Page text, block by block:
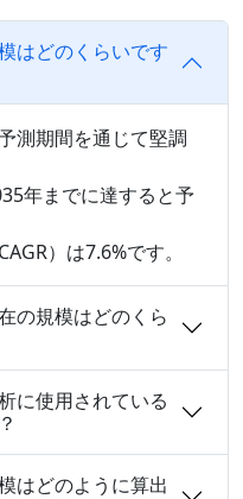
はどのくらいです
測期間を通じて堅調
年までに達すると予
）は7.6%です。
の規模はどのくら
に使用されている
はどのように算出